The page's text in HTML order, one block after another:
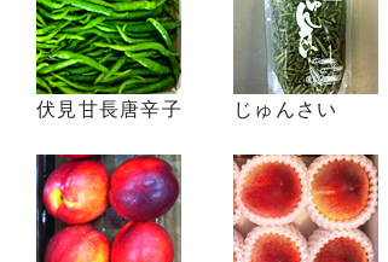
伏見甘長唐辛子 じゅんさい